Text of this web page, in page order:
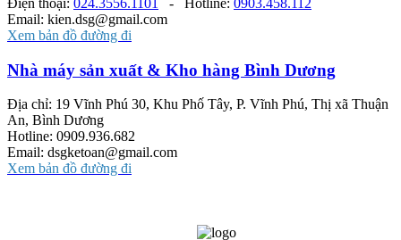
Email: kien.dsg@gmail.com
Xem bản đồ đường đi
Nhà máy sản xuất & Kho hàng Bình Dương
Địa chỉ: 19 Vĩnh Phú 30, Khu Phố Tây, P. Vĩnh Phú, Thị xã Thuận
An, Bình Dương
Hotline: 0909.936.682
Email: dsgketoan@gmail.com
Xem bản đồ đường đi